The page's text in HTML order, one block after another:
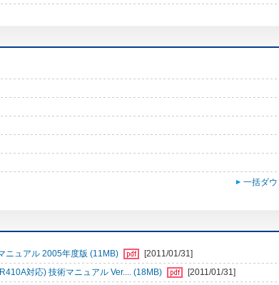
一括ダ
ニュアル 2005年度版 (11MB)
[2011/01/31]
対応) 技術マニュアル Ver.... (18MB)
[2011/01/31]